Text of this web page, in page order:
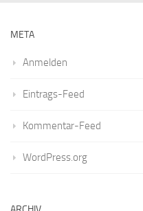
META
Anmelden
Eintrags-Feed
Kommentar-Feed
WordPress.org